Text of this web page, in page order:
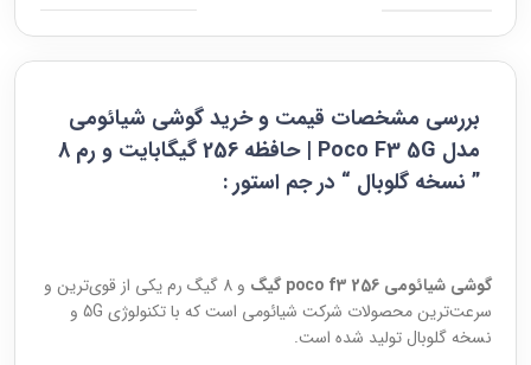
بررسی مشخصات قیمت و خرید گوشی شیائومی
مدل Poco F3 5G | حافظه 256 گیگابایت و رم 8
” نسخه گلوبال “ در جم استور :
گوشی شیائومی poco f3 256 گیگ
و 8 گیگ رم یکی از قوی‌ترین و
سرعت‌ترین محصولات شرکت شیائومی است که با تکنولوژی 5G و
نسخه گلوبال تولید شده است.